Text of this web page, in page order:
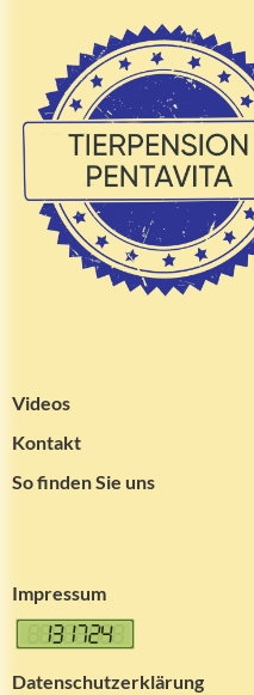
Videos
Kontakt
So finden Sie uns
Impressum
Datenschutzerklärung